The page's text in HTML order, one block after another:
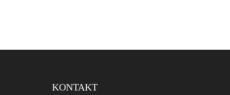
KONTAKT